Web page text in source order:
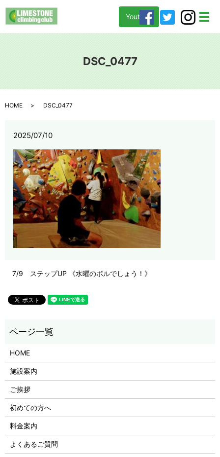
メ
Youtube
DSC_0477
HOME DSC_0477
2025/07/10
7/9 ステップUP 《水曜のボルでしょう！》
HOME
施設案内
ご挨拶
初めての方へ
料金案内
よくあるご質問